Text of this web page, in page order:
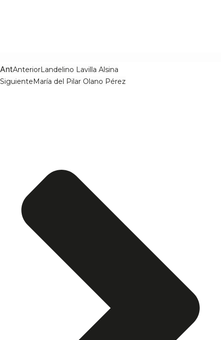
AntAnteriorLandelino Lavilla Alsina
SiguienteMaría del Pilar Olano Pérez